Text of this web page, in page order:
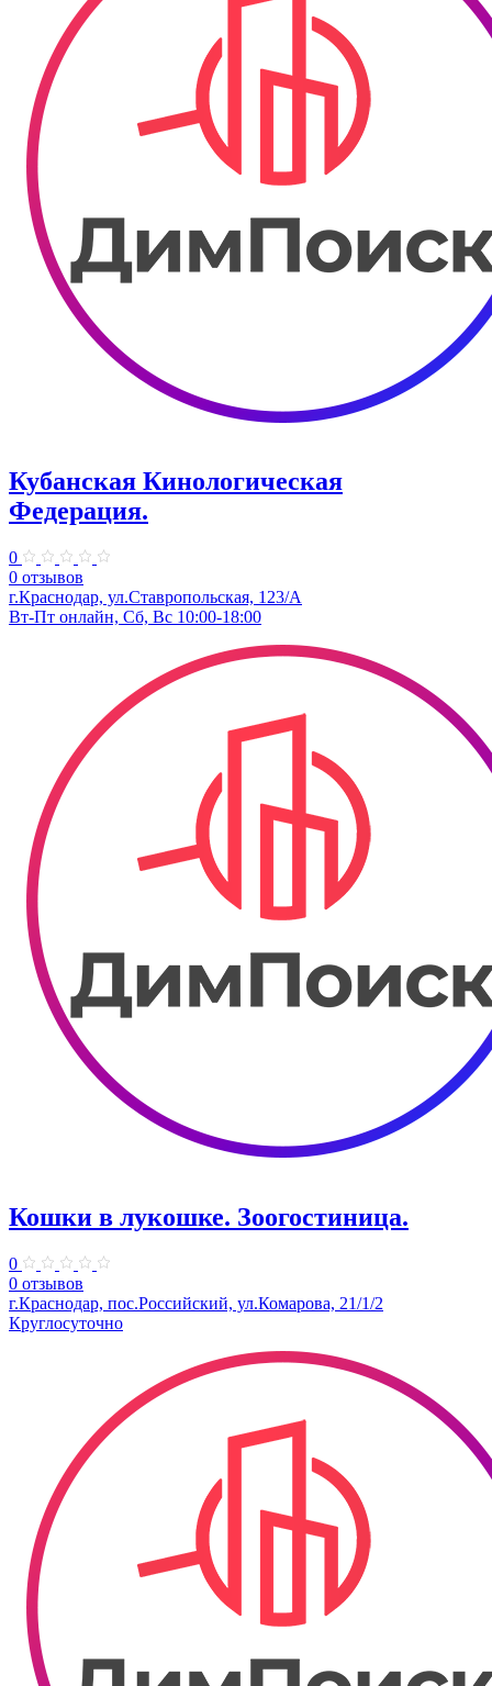
Кубанская Кинологическая
Федерация.
0
0 отзывов
г.Краснодар, ул.Ставропольская, 123/А
Вт-Пт онлайн, Сб, Вс 10:00-18:00
Кошки в лукошке. Зоогостиница.
0
0 отзывов
г.Краснодар, пос.Российский, ул.Комарова, 21/1/2
Круглосуточно